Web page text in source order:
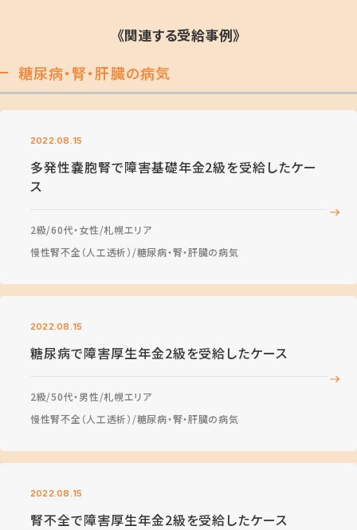
《関連する受給事例》
糖尿病・腎・肝臓の病気
2022.08.15
多発性嚢胞腎で障害基礎年金2級を受給したケー
ス
2級 60代・女性 札幌エリア
慢性腎不全（人工透析） 糖尿病・腎・肝臓の病気
2022.08.15
糖尿病で障害厚生年金2級を受給したケース
2級 50代・男性 札幌エリア
慢性腎不全（人工透析） 糖尿病・腎・肝臓の病気
2022.08.15
腎不全で障害厚生年金2級を受給したケース